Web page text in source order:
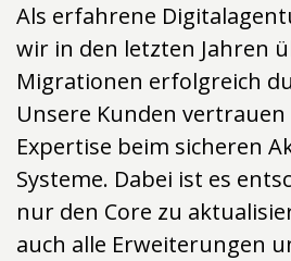
Als erfahrene
wir in den letzten Jahren
Migrationen erfolgreich
Unsere Kunden
Expertise beim sicheren
Systeme. Dabei ist es
nur den Core zu
auch alle Erweiterungen